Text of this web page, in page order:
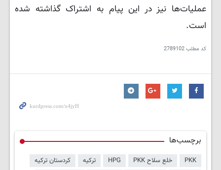
عملیات‌ها نیز در این پیام به اشتراک گذاشته شده
است.
کد مطلب2789102
برچسب‌ها
PKK خلع سلاح PKK HPG ترکیه
کردستان ترکیه